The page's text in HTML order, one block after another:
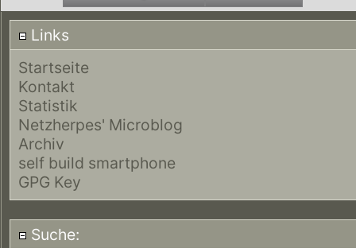
Links
Startseite
Kontakt
Statistik
Netzherpes' Microblog
Archiv
self build smartphone
GPG Key
Suche: